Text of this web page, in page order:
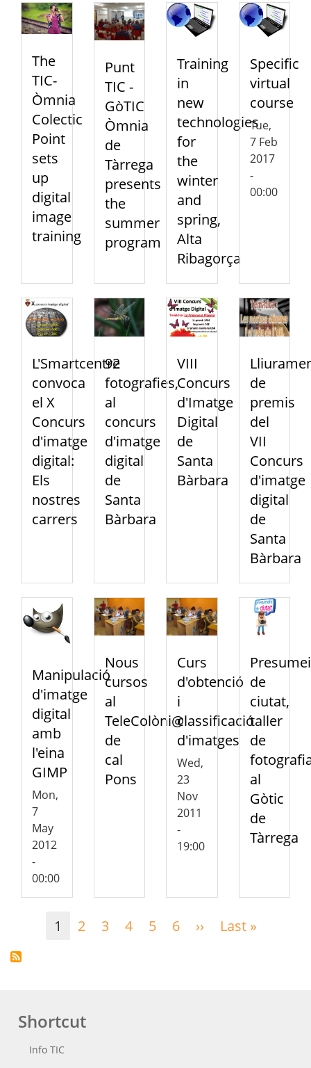
The
TIC-
Òmnia
Colectic
Point
sets
up
digital
image
training
Punt
TIC -
GòTIC
Òmnia
de
Tàrrega
presents
the
summer
program
Training
in
new
technologies
for
the
winter
and
spring,
Alta
Ribagorça
Specific
virtual
course
Tue,
7 Feb
2017
-
00:00
L'Smartcentre
convoca
el X
Concurs
d'imatge
digital:
Els
nostres
carrers
92
fotografies,
al
concurs
d'imatge
digital
de
Santa
Bàrbara
VIII
Concurs
d'Imatge
Digital
de
Santa
Bàrbara
de
premis
del
VII
Concurs
d'imatge
digital
de
Santa
Bàrbara
Manipulació
d'imatge
digital
amb
l'eina
GIMP
Mon,
7
May
2012
-
00:00
Nous
cursos
al
TeleColòni@
de
cal
Pons
Curs
d'obtenció
i
classificació
d'imatges
Wed,
23
Nov
2011
-
19:00
de
ciutat,
taller
de
al
Gòtic
de
Tàrrega
1 2 3 4 5 6 ›› Next
Last »
Shortcut
Info TIC